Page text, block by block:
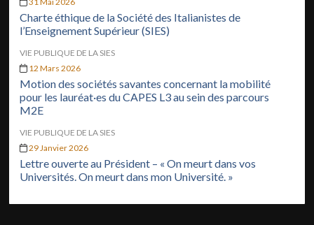
Charte éthique de la Société des Italianistes de
l’Enseignement Supérieur (SIES)
VIE PUBLIQUE DE LA SIES
12 Mars 2026
Motion des sociétés savantes concernant la mobilité
pour les lauréat·es du CAPES L3 au sein des parcours
M2E
VIE PUBLIQUE DE LA SIES
29 Janvier 2026
Lettre ouverte au Président – « On meurt dans vos
Universités. On meurt dans mon Université. »